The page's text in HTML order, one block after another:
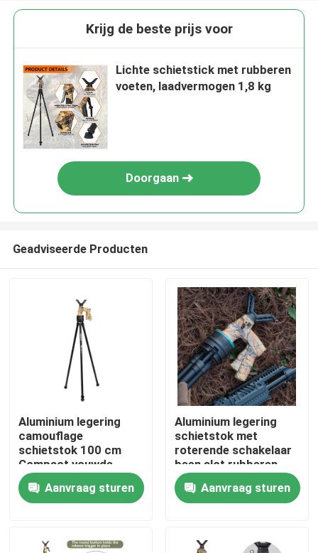
Krijg de beste prijs voor
Lichte schietstick met rubberen
voeten, laadvermogen 1,8 kg
Doorgaan
Geadviseerde Producten
Aluminium legering
camouflage
schietstok 100 cm
Compact vouwde
lengte roterende
schakelaar been
sloten
Aanvraag sturen
Aluminium legering
schietstok met
roterende schakelaar
been slot rubberen
voeten en 20 kg
laadvermogen
Aanvraag sturen